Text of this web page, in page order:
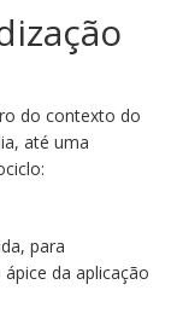
do contexto do
até uma
para
da aplicação